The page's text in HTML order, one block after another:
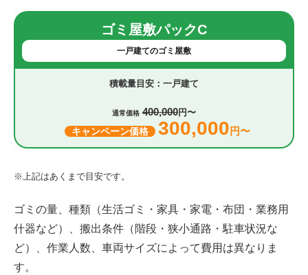
ゴミ屋敷パックC
一戸建てのゴミ屋敷
一戸建て
通常価格 400,000円〜
キャンペーン価格 300,000 円〜
※上記はあくまで目安です。
ゴミの量、種類（生活ゴミ・家具・家電・布団・業務用
什器など）、搬出条件（階段・狭小通路・駐車状況な
ど）、作業人数、車両サイズによって費用は異なりま
す。